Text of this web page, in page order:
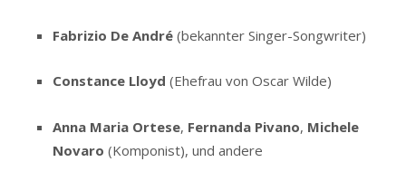
Fabrizio De André (bekannter Singer-Songwriter)
Constance Lloyd (Ehefrau von Oscar Wilde)
Anna Maria Ortese, Fernanda Pivano, Michele
Novaro (Komponist), und andere